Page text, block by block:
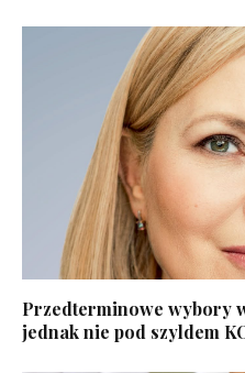
Przedterminowe wybory
jednak nie pod szyldem